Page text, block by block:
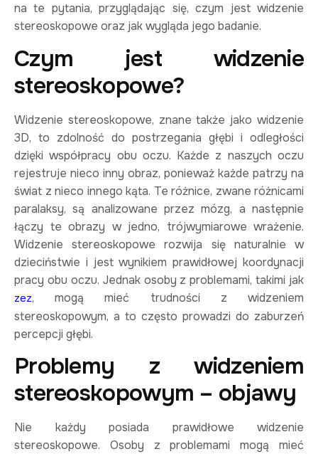
na te pytania, przyglądając się, czym jest widzenie
stereoskopowe oraz jak wygląda jego badanie.
Czym jest widzenie
stereoskopowe?
Widzenie stereoskopowe, znane także jako widzenie
3D, to zdolność do postrzegania głębi i odległości
dzięki współpracy obu oczu. Każde z naszych oczu
rejestruje nieco inny obraz, ponieważ każde patrzy na
świat z nieco innego kąta. Te różnice, zwane różnicami
paralaksy, są analizowane przez mózg, a następnie
łączy te obrazy w jedno, trójwymiarowe wrażenie.
Widzenie stereoskopowe rozwija się naturalnie w
dzieciństwie i jest wynikiem prawidłowej koordynacji
pracy obu oczu. Jednak osoby z problemami, takimi jak
zez, mogą mieć trudności z widzeniem
stereoskopowym, a to często prowadzi do zaburzeń
percepcji głębi.
Problemy z widzeniem
stereoskopowym – objawy
Nie każdy posiada prawidłowe widzenie
stereoskopowe. Osoby z problemami mogą mieć